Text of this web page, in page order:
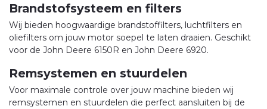
Brandstofsysteem en filters
Wij bieden hoogwaardige brandstoffilters, luchtfilters en
oliefilters om jouw motor soepel te laten draaien. Geschikt
voor de John Deere 6150R en John Deere 6920.
Remsystemen en stuurdelen
Voor maximale controle over jouw machine bieden wij
remsystemen en stuurdelen die perfect aansluiten bij de